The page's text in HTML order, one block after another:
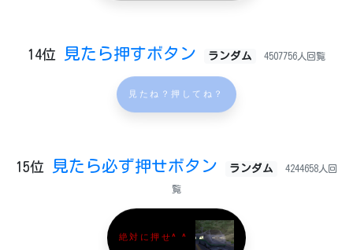
14位 見たら押すボタン ランダム 4507756人回覧
見たね？押してね？
15位 見たら必ず押せボタン ランダム 4244658人回
覧
絶対に押せ^ ^